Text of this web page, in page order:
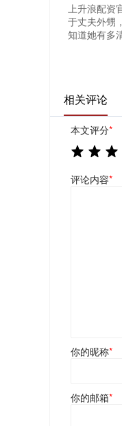
上升浪配资
于丈夫外甥
知道她有多
相关评论
本文评分*
评论内容*
你的昵称*
你的邮箱*